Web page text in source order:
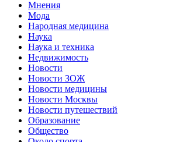
Мнения
Мода
Народная медицина
Наука
Наука и техника
Недвижимость
Новости
Новости ЗОЖ
Новости медицины
Новости Москвы
Новости путешествий
Образование
Общество